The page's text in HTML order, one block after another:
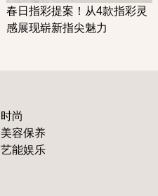
春日指彩提案！从4款指彩灵
感展现崭新指尖魅力
时尚
美容保养
艺能娱乐